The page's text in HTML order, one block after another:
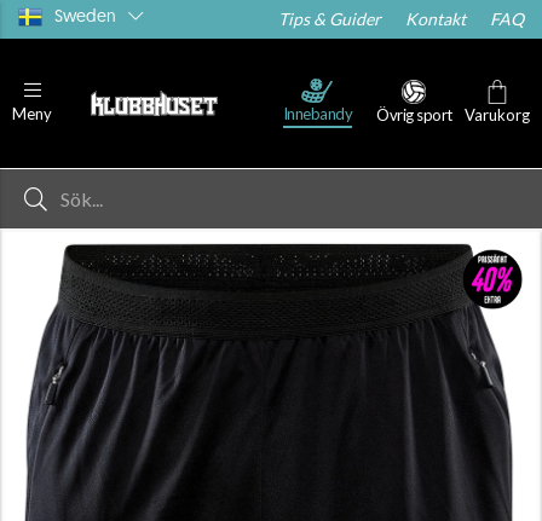
Sweden Tips & Guider Kontakt FAQ
Meny Innebandy Övrig sport Varukorg